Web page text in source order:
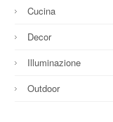
Cucina
Decor
Illuminazione
Outdoor